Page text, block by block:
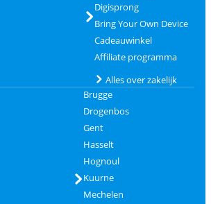
Digisprong
Bring Your Own Device
Cadeauwinkel
Affiliate programma
Alles over zakelijk
Brugge
Drogenbos
Gent
Hasselt
Hognoul
Kuurne
Mechelen